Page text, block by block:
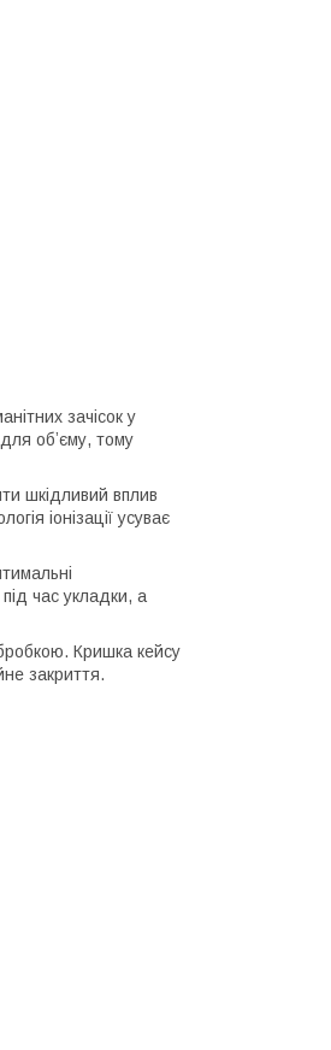
зачісок у
обʼєму, тому
шкідливий вплив
іонізації усуває
час укладки, а
Кришка кейсу
закриття.